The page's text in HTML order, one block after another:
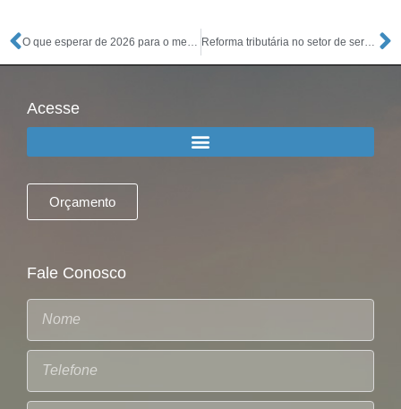
Reforma tributária no setor de serviços: o que muda e como se preparar (2026 a 2033)
Acesse
Orçamento
Fale Conosco